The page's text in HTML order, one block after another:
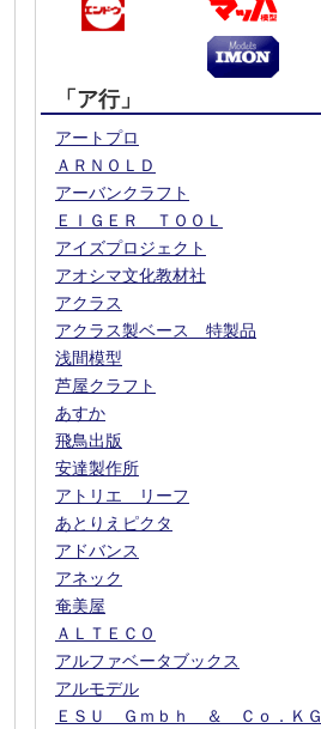
「ア行」
アートプロ
ＡＲＮＯＬＤ
アーバンクラフト
ＥＩＧＥＲ ＴＯＯＬ
アイズプロジェクト
アオシマ文化教材社
アクラス
アクラス製ベース 特製品
浅間模型
芦屋クラフト
あすか
飛鳥出版
安達製作所
アトリエ リーフ
あとりえピクタ
アドバンス
アネック
奄美屋
ＡＬＴＥＣＯ
アルファベータブックス
アルモデル
ＥＳＵ Ｇｍｂｈ ＆ Ｃｏ．ＫＧ